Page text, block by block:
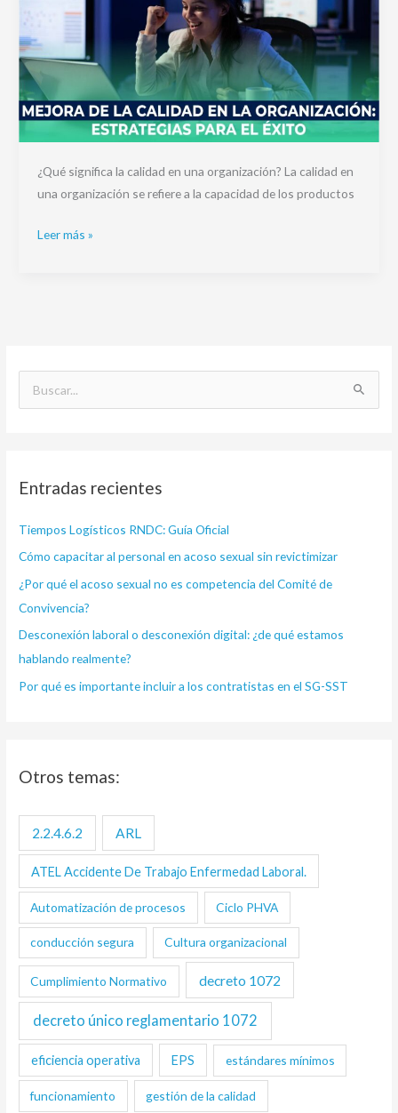
¿Qué significa la calidad en una organización? La calidad en
una organización se refiere a la capacidad de los productos
Leer más »
a
p
o
r
:
Entradas recientes
Tiempos Logísticos RNDC: Guía Oficial
Cómo capacitar al personal en acoso sexual sin revictimizar
¿Por qué el acoso sexual no es competencia del Comité de
Convivencia?
Desconexión laboral o desconexión digital: ¿de qué estamos
hablando realmente?
Por qué es importante incluir a los contratistas en el SG-SST
Otros temas:
2.2.4.6.2 ARL
ATEL Accidente De Trabajo Enfermedad Laboral.
Automatización de procesos Ciclo PHVA
conducción segura Cultura organizacional
Cumplimiento Normativo decreto 1072
decreto único reglamentario 1072
eficiencia operativa EPS estándares mínimos
funcionamiento gestión de la calidad